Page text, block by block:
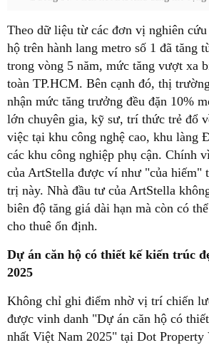
Theo dữ liệu từ các đơn vị nghiên
hộ trên hành lang metro số 1 đã tăng
trong vòng 5 năm, mức tăng vượt xa
toàn TP.HCM. Bên cạnh đó, thị
nhận mức tăng trưởng đều đặn 10%
lớn chuyên gia, kỹ sư, trí thức trẻ đổ
việc tại khu công nghệ cao, khu làng
các khu công nghiệp phụ cận. Chính
của ArtStella được ví như "của hiếm"
trị này. Nhà đầu tư của ArtStella
biên độ tăng giá dài hạn mà còn có
cho thuê ổn định.
Dự án căn hộ có thiết kế kiến trúc
2025
Không chỉ ghi điểm nhờ vị trí chiến
được vinh danh "Dự án căn hộ có
nhất Việt Nam 2025" tại Dot Property